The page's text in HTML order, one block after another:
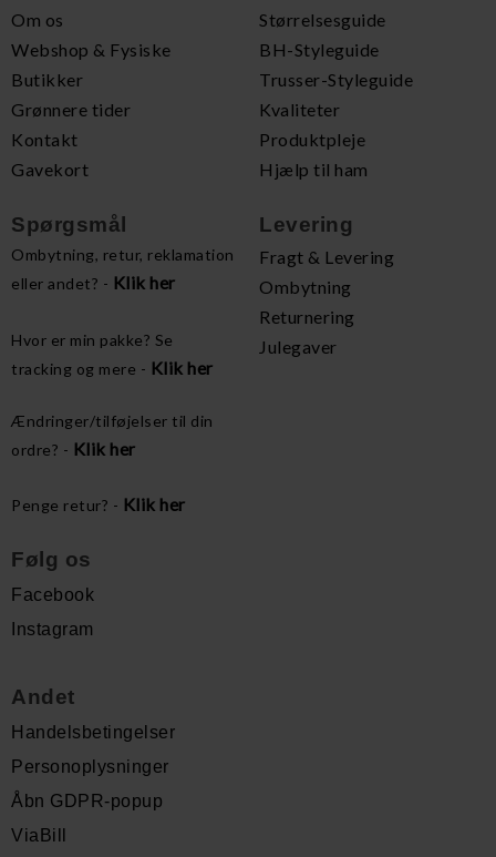
Om os
Webshop & Fysiske
Butikker
Grønnere tider
Kontakt
Gavekort
Størrelsesguide
BH-Styleguide
Trusser-Styleguide
Kvaliteter
Produktpleje
Hjælp til ham
Spørgsmål
Ombytning, retur, reklamation
eller andet? - Klik her
Hvor er min pakke? Se
tracking og mere - Klik her
Ændringer/tilføjelser til din
ordre? - Klik her
Penge retur? - Klik her
Levering
Fragt & Levering
Ombytning
Returnering
Julegaver
Følg os
Facebook
Instagram
Andet
Handelsbetingelser
Personoplysninger
Åbn GDPR-popup
ViaBill